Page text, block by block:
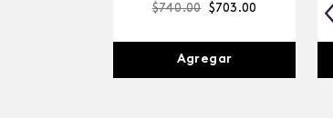
$740.00 $703 .00
Agregar